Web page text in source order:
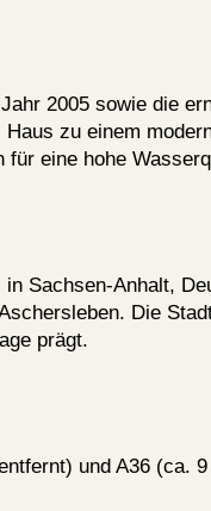
2005 sowie die
zu einem
eine hohe
Sachsen-Anhalt,
Die
prägt.
und A36 (ca.